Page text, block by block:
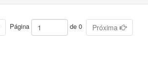
Página de 0 Próxima